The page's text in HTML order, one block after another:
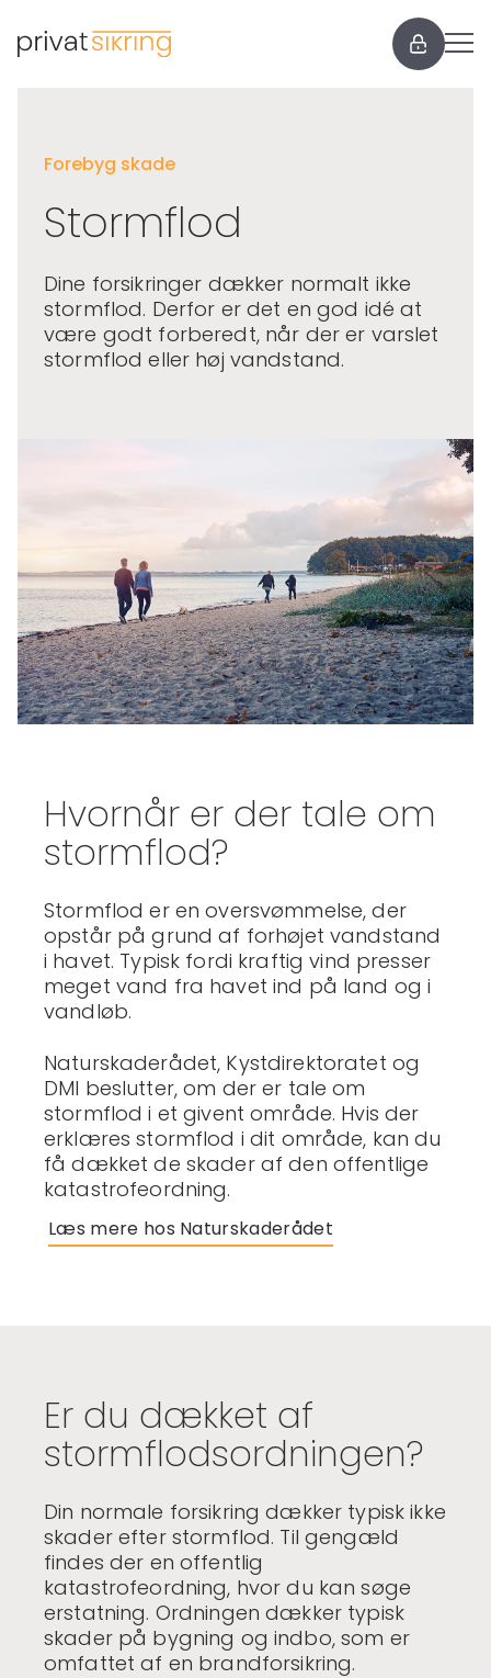
Forebyg skade
Stormflod
Dine forsikringer dækker normalt ikke
stormflod. Derfor er det en god idé at
være godt forberedt, når der er varslet
stormflod eller høj vandstand.
Hvornår er der tale om
stormflod?
Stormflod er en oversvømmelse, der
opstår på grund af forhøjet vandstand
i havet. Typisk fordi kraftig vind presser
meget vand fra havet ind på land og i
vandløb.
Naturskaderådet, Kystdirektoratet og
DMI beslutter, om der er tale om
stormflod i et givent område. Hvis der
erklæres stormflod i dit område, kan du
få dækket de skader af den offentlige
katastrofeordning.
Læs mere hos Naturskaderådet
Er du dækket af
stormflodsordningen?
Din normale forsikring dækker typisk ikke
skader efter stormflod. Til gengæld
findes der en offentlig
katastrofeordning, hvor du kan søge
erstatning. Ordningen dækker typisk
skader på bygning og indbo, som er
omfattet af en brandforsikring.